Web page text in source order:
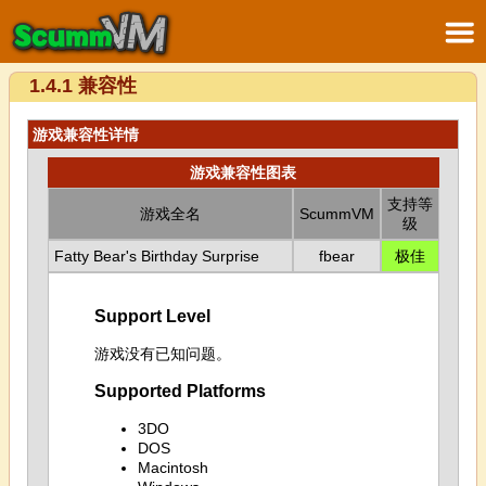
1.4.1 兼容性
游戏兼容性详情
游戏兼容性图表
游戏全名 ScummVM
支持等
级
Fatty Bear's Birthday Surprise
fbear 极佳
Support Level
游戏没有已知问题。
Supported Platforms
3DO
DOS
Macintosh